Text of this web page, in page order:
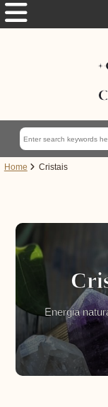
Home Cristais
Energia